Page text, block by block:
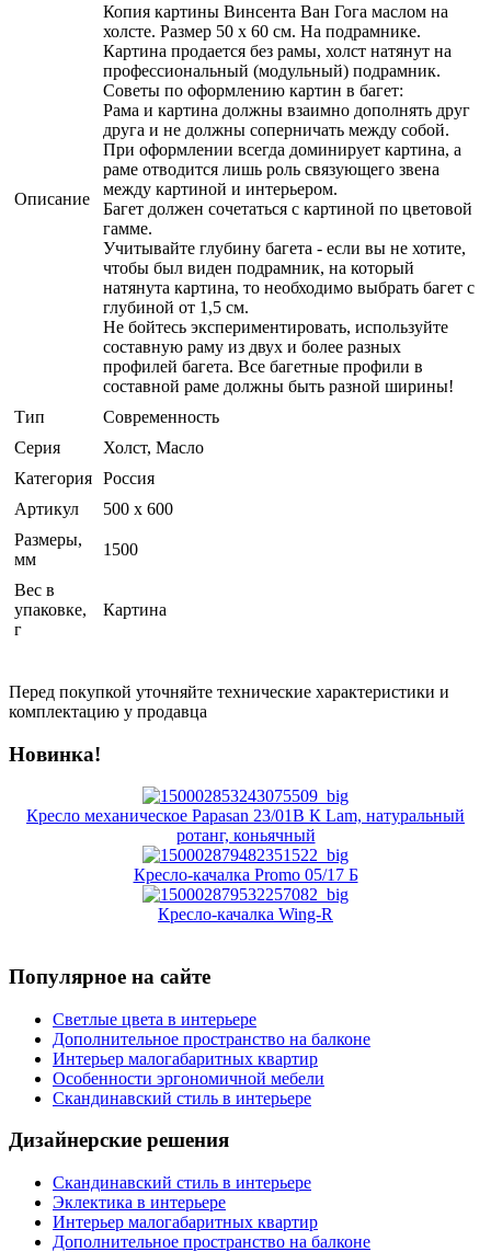
Описание
Копия картины Винсента Ван Гога маслом на
холсте. Размер 50 х 60 см. На подрамнике.
Картина продается без рамы, холст натянут на
профессиональный (модульный) подрамник.
Советы по оформлению картин в багет:
Рама и картина должны взаимно дополнять друг
друга и не должны соперничать между собой.
При оформлении всегда доминирует картина, а
раме отводится лишь роль связующего звена
между картиной и интерьером.
Багет должен сочетаться с картиной по цветовой
гамме.
Учитывайте глубину багета - если вы не хотите,
чтобы был виден подрамник, на который
натянута картина, то необходимо выбрать багет с
глубиной от 1,5 см.
Не бойтесь экспериментировать, используйте
составную раму из двух и более разных
профилей багета. Все багетные профили в
составной раме должны быть разной ширины!
Тип
Современность
Серия
Холст, Масло
Категория Россия
Артикул
500 х 600
Размеры,
мм
1500
Вес в
упаковке,
г
Картина
Перед покупкой уточняйте технические характеристики и
комплектацию у продавца
Новинка!
Кресло механическое Papasan 23/01В К Lam, натуральный
ротанг, коньячный
Кресло-качалка Promo 05/17 Б
Кресло-качалка Wing-R
Популярное на сайте
Светлые цвета в интерьере
Дополнительное пространство на балконе
Интерьер малогабаритных квартир
Особенности эргономичной мебели
Скандинавский стиль в интерьере
Дизайнерские решения
Скандинавский стиль в интерьере
Эклектика в интерьере
Интерьер малогабаритных квартир
Дополнительное пространство на балконе